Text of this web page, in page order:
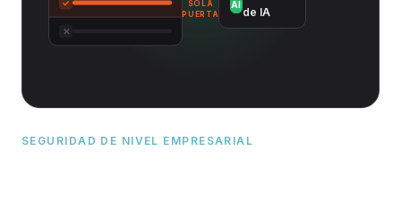
SEGURIDAD DE NIVEL EMPRESARIAL
AI
de IA
SOLA
PUERTA
✓
✕